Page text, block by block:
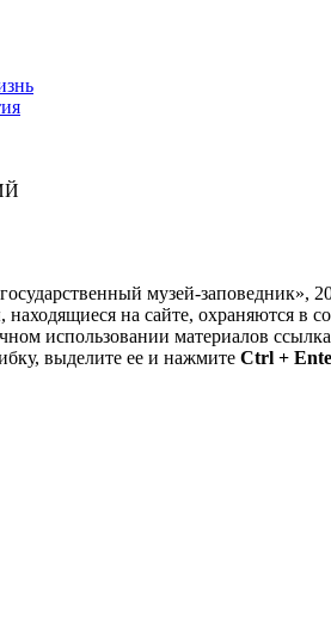
музей-заповедник»,
на сайте, охраняются в
использовании материалов
выделите ее и нажмите Ctrl +